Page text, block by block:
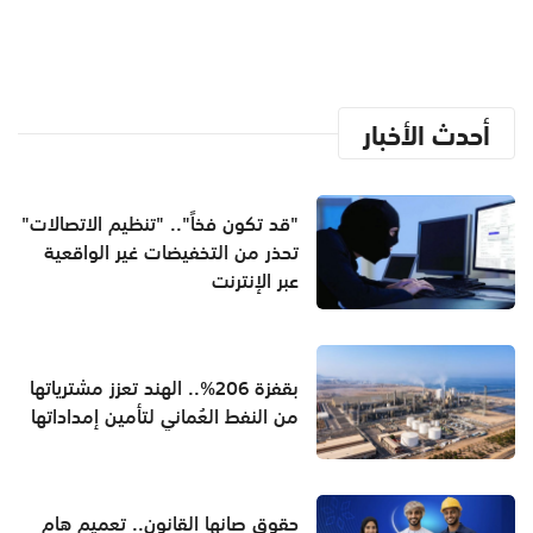
أحدث الأخبار
"قد تكون فخاً".. "تنظيم الاتصالات"
تحذر من التخفيضات غير الواقعية
عبر الإنترنت
بقفزة 206%.. الهند تعزز مشترياتها
من النفط العُماني لتأمين إمداداتها
حقوق صانها القانون.. تعميم هام